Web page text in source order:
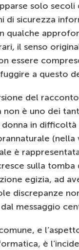
solo
di sicurezza
qualche
il senso
essere
a questo
del
non è uno dei
donna in
è
sulla tomba
egizia, ad
discrepanze
messaggio
e
è